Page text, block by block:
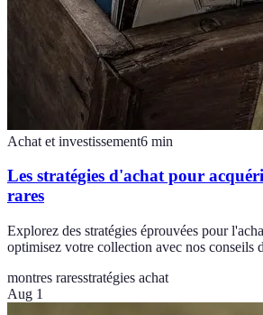
Achat et investissement6 min
Les stratégies d'achat pour
rares
Explorez des stratégies éprouvées pour
optimisez votre collection avec nos conseils
montres raresstratégies achat
Aug 1